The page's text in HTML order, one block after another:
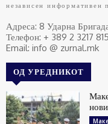
независен информативен
Адреса: 8 Ударна
Телефон: + 389 2 3217 815
Email: info @ zurnal.mk
ОД УРЕДНИКОТ